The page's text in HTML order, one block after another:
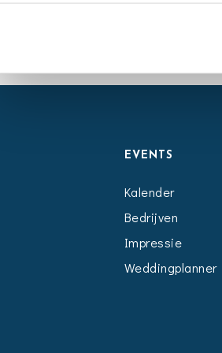
EVENTS
Kalender
Bedrijven
Impressie
Weddingplanner